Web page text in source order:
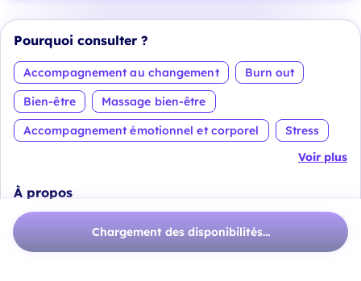
Pourquoi consulter ?
Accompagnement au changement
Burn out
Bien-être
Massage bien-être
Accompagnement émotionnel et corporel
Stress
Voir plus
À propos
Sonora Experiences
est un espace unique de bien-être et de
Chargement des disponibilités...